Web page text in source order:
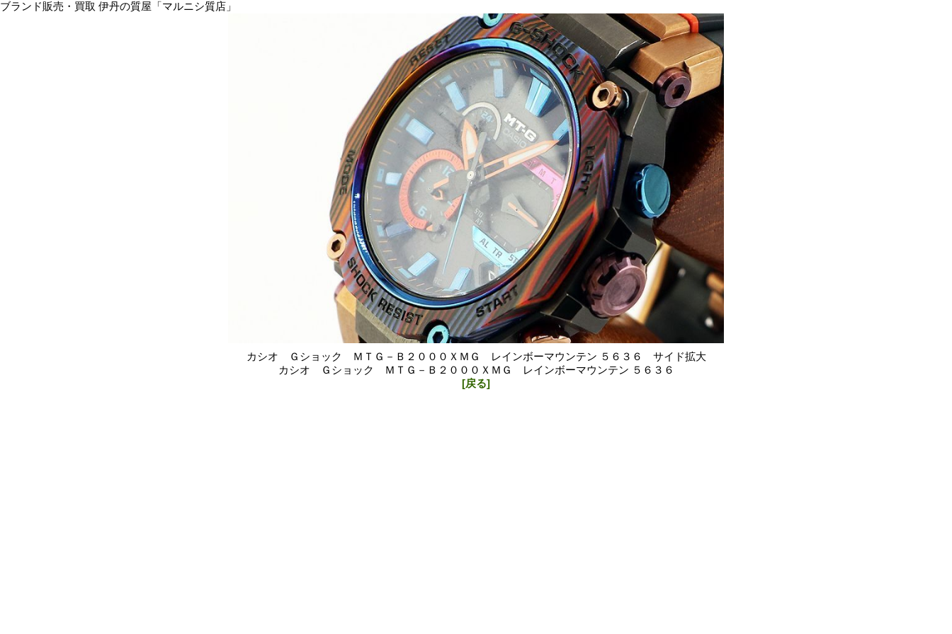
ブランド販売・買取 伊丹の質屋「マルニシ質店」
カシオ Ｇショック ＭＴＧ－Ｂ２０００ＸＭＧ レインボーマウンテン ５６３６ サイド拡大
カシオ Ｇショック ＭＴＧ－Ｂ２０００ＸＭＧ レインボーマウンテン ５６３６
[戻る]